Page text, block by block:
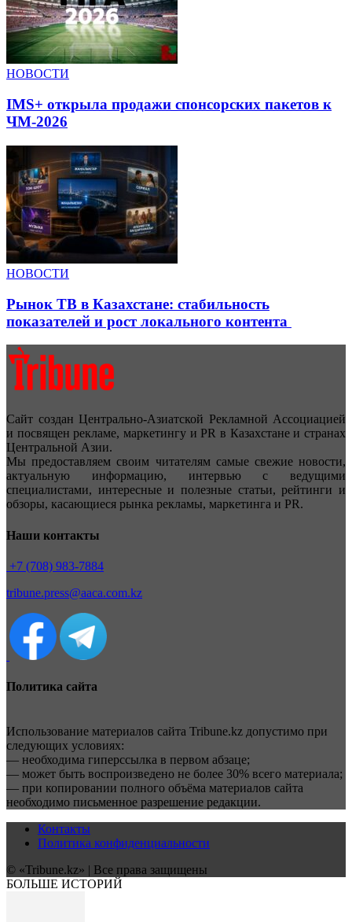
НОВОСТИ
IMS+ открыла продажи спонсорских пакетов к
ЧМ-2026
НОВОСТИ
Рынок ТВ в Казахстане: стабильность
показателей и рост локального контента
Сайт создан Центрально-Азиатской Рекламной Ассоциацией
и посвящен рекламе, маркетингу и PR в Казахстане и странах
Центральной Азии.
Мы предоставляем своим читателям самые свежие новости,
актуальную информацию, интервью с ведущими
специалистами, интересные и полезные статьи, рейтинги и
обзоры, касающиеся рынка рекламы, маркетинга и PR.
Наши контакты
+7 (708) 983-7884
tribune.press@aaca.com.kz
Политика сайта
Использование материалов сайта Tribune.kz допустимо при
следующих условиях:
— необходима гиперссылка в первом абзаце;
— может быть воспроизведено не более 30% всего материала;
— при копировании полного объёма материалов сайта
необходимо письменное разрешение редакции.
Контакты
Политика конфиденциальности
© «Tribune.kz» | Все права защищены
БОЛЬШЕ ИСТОРИЙ